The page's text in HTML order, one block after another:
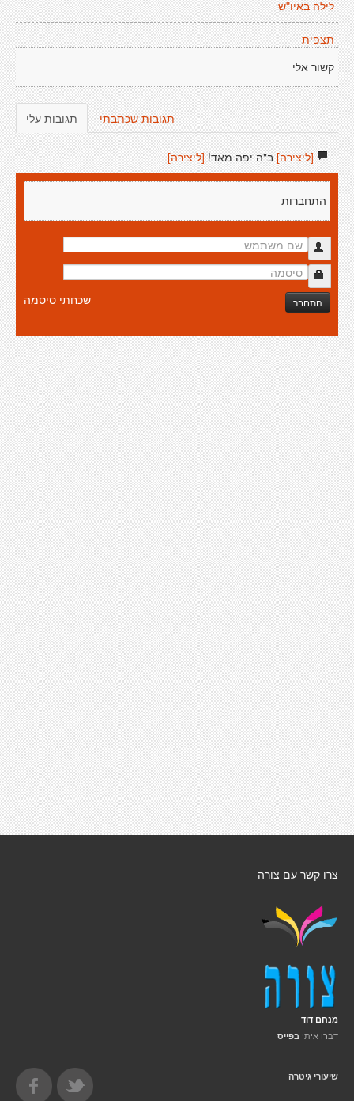
לילה באיו"ש
תצפית
קשור אלי
תגובות עלי תגובות שכתבתי
[ליצירה]ב"ה יפה מאד![ליצירה]
התחברות
התחבר שכחתי סיסמה
צרו קשר עם צורה
מנחם דוד
דברו איתי בפייס
שיעורי גיטרה